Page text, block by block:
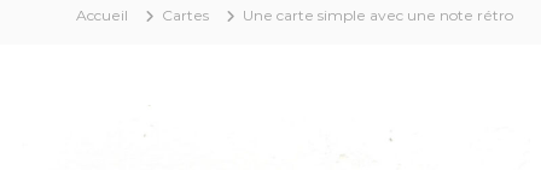
Accueil Cartes Une carte simple avec une note rétro